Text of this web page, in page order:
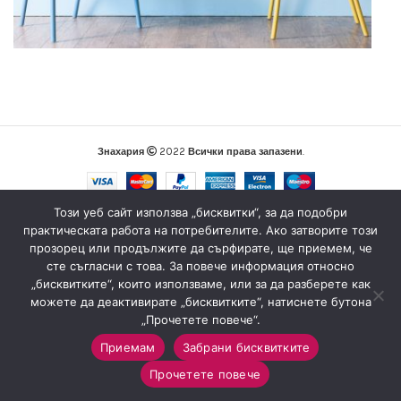
Знахария 2022 Всички права запазени.
Любими
0
Количка
Този уеб сайт използва „бисквитки“, за да подобри
практическата работа на потребителите. Ако затворите този
прозорец или продължите да сърфирате, ще приемем, че
сте съгласни с това. За повече информация относно
„бисквитките“, които използваме, или за да разберете как
можете да деактивирате „бисквитките“, натиснете бутона
„Прочетете повече“.
Приемам
Забрани бисквитките
Прочетете повече